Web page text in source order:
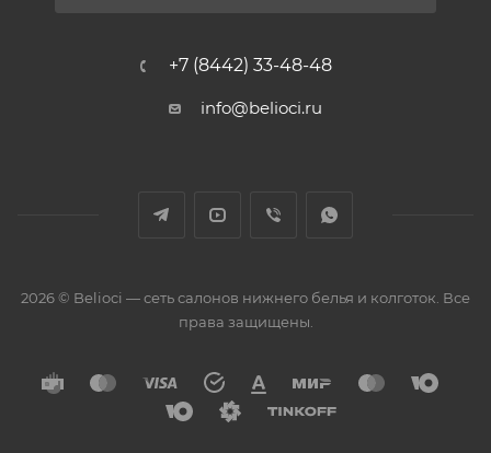
+7 (8442) 33-48-48
info@belioci.ru
2026 © Belioci — сеть салонов нижнего белья и колготок. Все
права защищены.